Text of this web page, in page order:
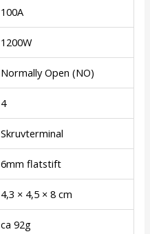
100A
1200W
Normally Open (NO)
4
Skruvterminal
6mm flatstift
4,3 × 4,5 × 8 cm
ca 92g